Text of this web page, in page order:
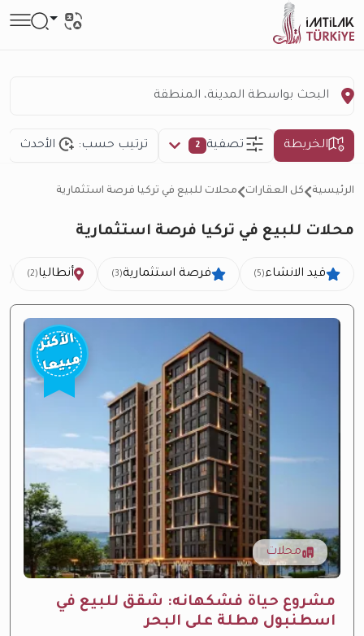
الخريطة تصفية 2 ترتيب حسب: الأحدث
الرئيسية كل العقارات محلات للبيع في تركيا فرصة استثمارية
محلات للبيع في تركيا فرصة استثمارية
قيد الانشاء(5) فرصة استثمارية(3) أنطاليا(2)
الأكثر
مبيعا
محلات
مشروع حياة فشكهانه: شقق للبيع في
اسطنبول مطلة على البحر
ارتفاع متوقع بالقيمة —منطقة نمو سريع